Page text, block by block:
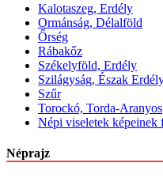
Kalotaszeg, Erdély
Ormánság, Délalföld
Őrség
Rábakőz
Székelyföld, Erdély
Szilágyság, Észak
Szűr
Torockó, Torda-Aranyos
Népi viseletek képeinek
Néprajz